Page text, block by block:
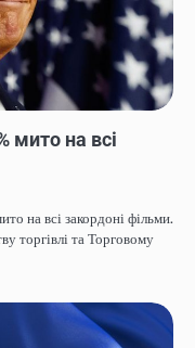
мито на всі
на всі закордоні фільми.
торгівлі та Торговому